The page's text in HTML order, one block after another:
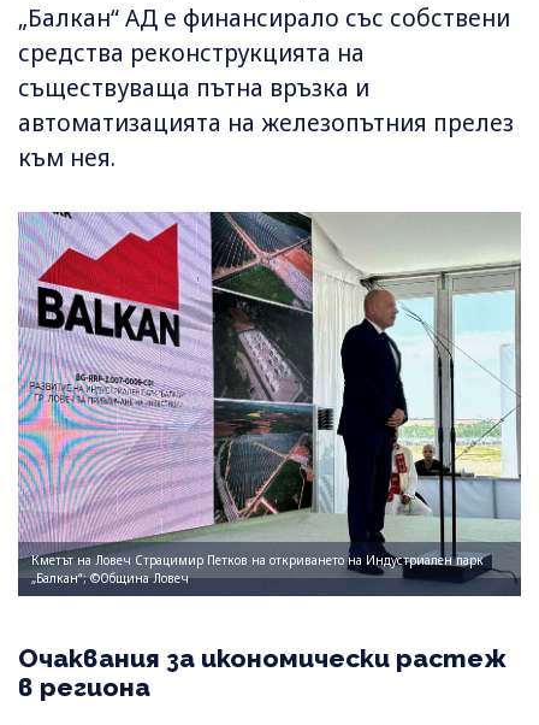
„Балкан“ АД е финансирало със собствени
средства реконструкцията на
съществуваща пътна връзка и
автоматизацията на железопътния прелез
към нея.
Кметът на Ловеч Страцимир Петков на откриването на Индустриален парк
„Балкан“; ©Община Ловеч
Очаквания за икономически растеж
в региона